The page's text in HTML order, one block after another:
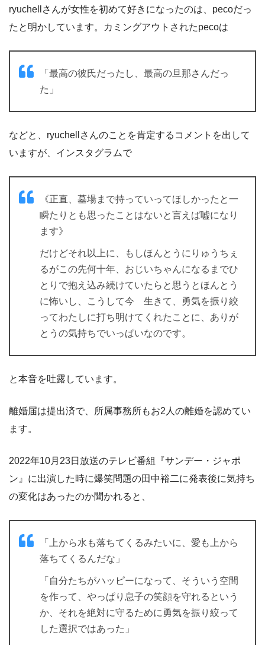
ryuchellさんが女性を初めて好きになったのは、pecoだっ
たと明かしています。カミングアウトされたpecoは
「最高の彼氏だったし、最高の旦那さんだっ
た」
などと、ryuchellさんのことを肯定するコメントを出して
いますが、インスタグラムで
《正直、墓場まで持っていってほしかったと一
瞬たりとも思ったことはないと言えば嘘になり
ます》
だけどそれ以上に、もしほんとうにりゅうちぇ
るがこの先何十年、おじいちゃんになるまでひ
とりで抱え込み続けていたらと思うとほんとう
に怖いし、こうして今 生きて、勇気を振り絞
ってわたしに打ち明けてくれたことに、ありが
とうの気持ちでいっぱいなのです。
と本音を吐露しています。
離婚届は提出済で、所属事務所もお2人の離婚を認めてい
ます。
2022年10月23日放送のテレビ番組『サンデー・ジャポ
ン』に出演した時に爆笑問題の田中裕二に発表後に気持ち
の変化はあったのか聞かれると、
「上から水も落ちてくるみたいに、愛も上から
落ちてくるんだな」
「自分たちがハッピーになって、そういう空間
を作って、やっぱり息子の笑顔を守れるという
か、それを絶対に守るために勇気を振り絞って
した選択ではあった」